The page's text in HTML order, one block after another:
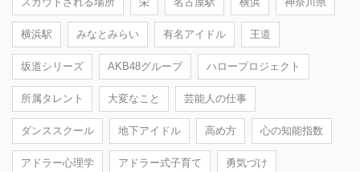
横浜駅 みなとみらい 有名アイドル 王道
坂道シリーズ AKB48グループ ハロープロジェクト
所属タレント 大変なこと 芸能人の仕事
ダンススクール 地下アイドル 高め方 心の知能指数
アドラー心理学 アドラー式子育て 勇気づけ